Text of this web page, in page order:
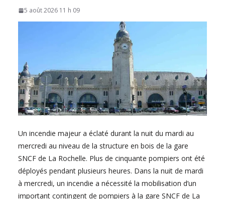
5 août 2026 11 h 09
Un incendie majeur a éclaté durant la nuit du mardi au
mercredi au niveau de la structure en bois de la gare
SNCF de La Rochelle. Plus de cinquante pompiers ont été
déployés pendant plusieurs heures. Dans la nuit de mardi
à mercredi, un incendie a nécessité la mobilisation d’un
important contingent de pompiers à la gare SNCF de La